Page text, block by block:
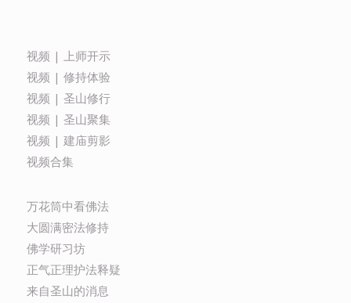
视频 | 上师开示
视频 | 修持体验
视频 | 圣山修行
视频 | 圣山聚集
视频 | 建庙剪影
视频合集
万花筒中看佛法
大圆满密法修持
佛学研习坊
正气正理护法释疑
来自圣山的消息